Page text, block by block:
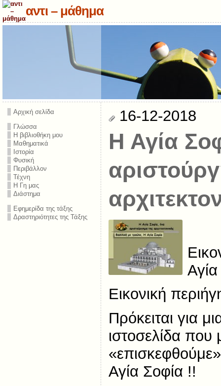
αντι – μάθημα
Αρχική σελίδα
Γλώσσα
Η βιβλιοθήκη μου
Μαθηματικά
Ιστορία
Φυσική
Περιβάλλον
Τέχνη
Η Γη μας
Διάστημα
Εφημερίδα της τάξης
Δραστηριότητες της Τάξης
16-12-2018
Η Αγία
Εικονική
Πρόκειται για
ιστοσελίδα που
Αγία Σοφία !!